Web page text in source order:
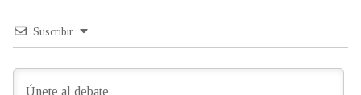
Suscribir